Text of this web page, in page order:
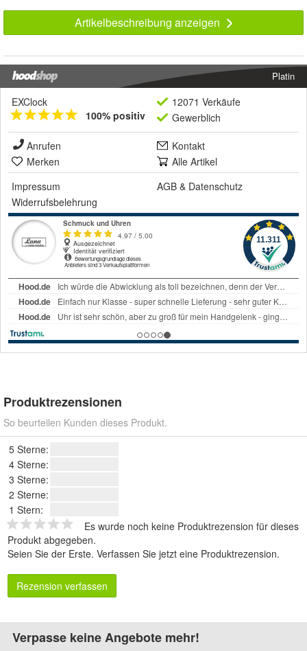
Artikelbeschreibung anzeigen
Platin
EXClock
100% positiv
12071 Verkäufe
Gewerblich
Anrufen
Kontakt
Merken
Alle Artikel
Impressum
AGB & Datenschutz
Widerrufsbelehrung
Produktrezensionen
So beurteilen Kunden dieses Produkt.
5 Sterne:
4 Sterne:
3 Sterne:
2 Sterne:
1 Stern:
Es wurde noch keine Produktrezension für dieses
Produkt abgegeben.
Seien Sie der Erste. Verfassen Sie jetzt eine Produktrezension.
Rezension verfassen
Verpasse keine Angebote mehr!